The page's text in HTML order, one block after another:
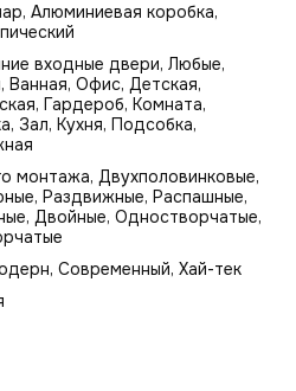
Алюминиевая коробка,
входные двери, Любые,
Ванная, Офис, Детская,
Гардероб, Комната,
Зал, Кухня, Подсобка,
монтажа, Двухполовинковые,
Раздвижные, Распашные,
Двойные, Одностворчатые,
, Современный, Хай-тек